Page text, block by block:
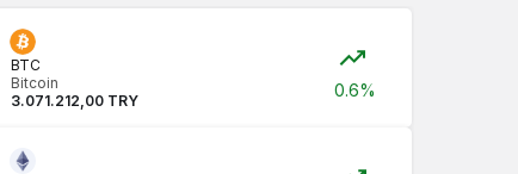
CNY/TRY
7,04 TL
0.12%
BTC
Bitcoin
3.071.212,00 TRY
0.6%